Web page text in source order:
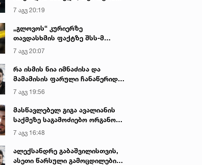
იყო ნია იმნაძე წამქეზებელი...“ -
გიგა ავალიანის დედა
7 აგვ 20:19
„გლოვოს“ კურიერზე
თავდასხმის ფაქტზე შსს-მ
გამოძიება დაიწყო
7 აგვ 20:07
რა ისმის ნია იმნაძისა და
მამამისის ფარული ჩანაწერიდან
- გიგა ავალიანის მკვლელობის
საქმე
7 აგვ 19:56
მასწავლებელ გიგა ავალიანის
საქმეზე საგამოძიებო ორგანო
დაკავებულ არასრულწლოვნებს -
ნია იმნაძესა და ანასტასია
ბერუაშვილს 30 დღის
განმავლობაში ფარულად
7 აგვ 16:48
ალექსანდრე გაბაშვილისთვის,
ასეთი წარსული გამოცდილების